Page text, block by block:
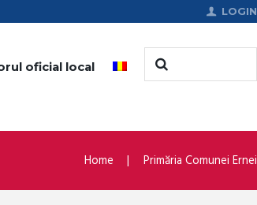
LOGIN
oficial local
Home Primăria Comunei Ernei